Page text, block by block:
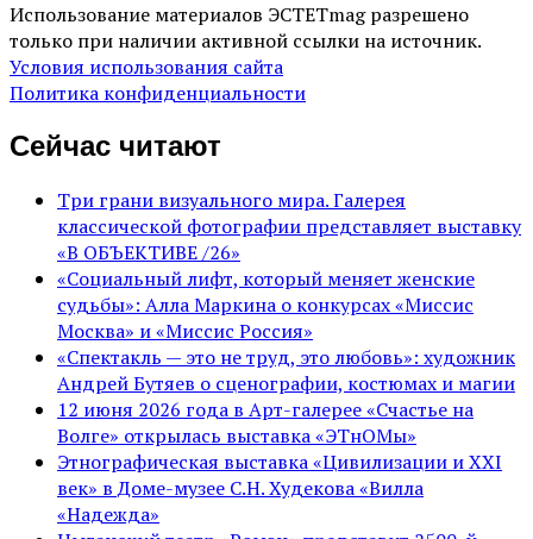
Использование материалов ЭСТЕТmag разрешено
только при наличии активной ссылки на источник.
Условия использования сайта
Политика конфиденциальности
Сейчас читают
Три грани визуального мира. Галерея
классической фотографии представляет выставку
«В ОБЪЕКТИВЕ /26»
«Социальный лифт, который меняет женские
судьбы»: Алла Маркина о конкурсах «Миссис
Москва» и «Миссис Россия»
«Спектакль — это не труд, это любовь»: художник
Андрей Бутяев о сценографии, костюмах и магии
12 июня 2026 года в Арт-галерее «Счастье на
Волге» открылась выставка «ЭТнОМы»
Этнографическая выставка «Цивилизации и ХХI
век» в Доме-музее С.Н. Худекова «Вилла
«Надежда»